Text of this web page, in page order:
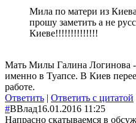
Мила по матери из
прошу заметить а не
Киеве!!!!!!!!!!!!!!
Мать Милы Галина Логинова -
именно в Туапсе. В Киев
работе.
Ответить | Ответить с цитатой
#ВВлад16.01.2016 11:25
Напрасно скатываемся в